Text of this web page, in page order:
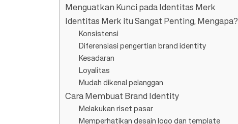
Menguatkan Kunci pada Identitas Merk
Identitas Merk itu Sangat Penting, Mengapa?
Konsistensi
Diferensiasi pengertian brand identity
Kesadaran
Loyalitas
Mudah dikenal pelanggan
Cara Membuat Brand Identity
Melakukan riset pasar
Memperhatikan desain logo dan template